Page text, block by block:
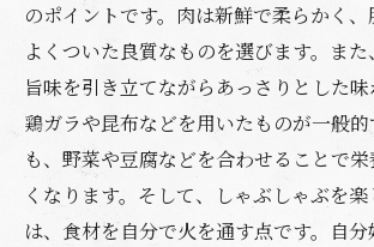
のポイントです。肉は新鮮で柔らかく
よくついた良質なものを選びます。ま
旨味を引き立てながらあっさりとした味
鶏ガラや昆布などを用いたものが一般
も、野菜や豆腐などを合わせることで
くなります。そして、しゃぶしゃぶを楽
は、食材を自分で火を通す点です。自